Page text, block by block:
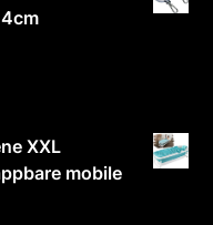
XXL
mobile